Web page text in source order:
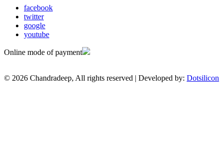
facebook
twitter
google
youtube
Online mode of payment
© 2026 Chandradeep, All rights reserved | Developed by: Dotsilicon